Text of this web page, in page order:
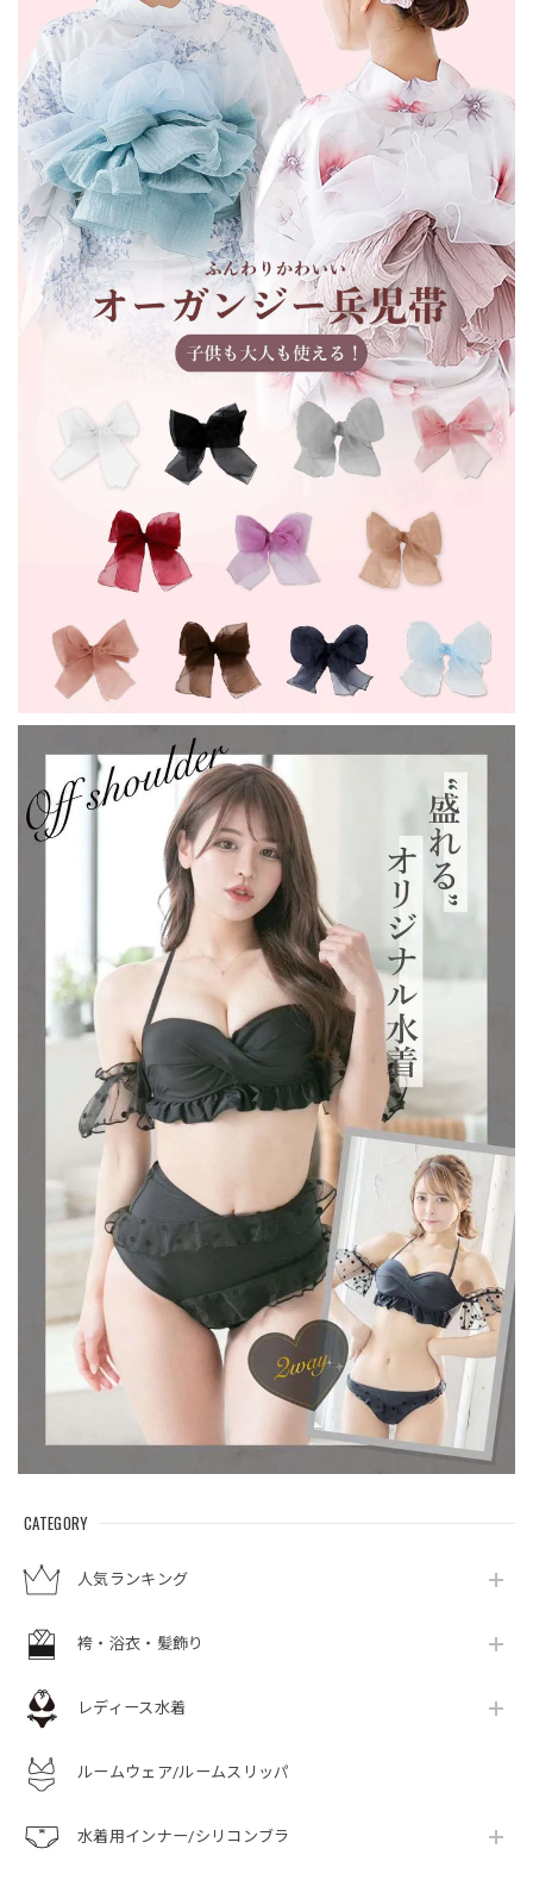
CATEGORY
人気ランキング
袴・浴衣・髪飾り
レディース水着
ルームウェア/ルームスリッパ
水着用インナー/シリコンブラ